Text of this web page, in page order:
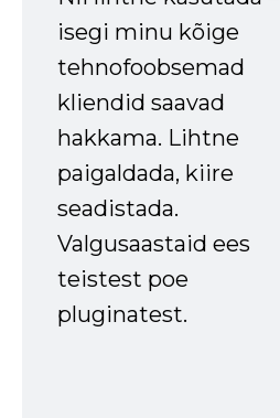
isegi minu kõige
tehnofoobsemad
kliendid saavad
hakkama. Lihtne
paigaldada, kiire
seadistada.
Valgusaastaid ees
teistest poe
pluginatest.